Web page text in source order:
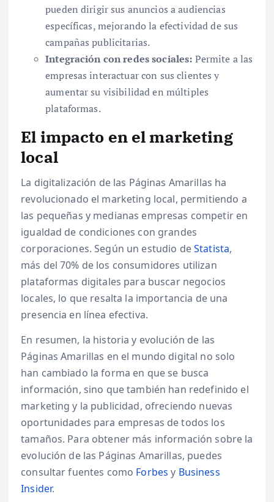
pueden dirigir sus anuncios a audiencias
específicas, mejorando la efectividad de sus
campañas publicitarias.
Integración con redes sociales: Permite a las
empresas interactuar con sus clientes y
aumentar su visibilidad en múltiples
plataformas.
El impacto en el marketing
local
La digitalización de las Páginas Amarillas ha
revolucionado el marketing local, permitiendo a
las pequeñas y medianas empresas competir en
igualdad de condiciones con grandes
corporaciones. Según un estudio deStatista,
más del 70% de los consumidores utilizan
plataformas digitales para buscar negocios
locales, lo que resalta la importancia de una
presencia en línea efectiva.
En resumen, la historia y evolución de las
Páginas Amarillas en el mundo digital no solo
han cambiado la forma en que se busca
información, sino que también han redefinido el
marketing y la publicidad, ofreciendo nuevas
oportunidades para empresas de todos los
tamaños. Para obtener más información sobre la
evolución de las Páginas Amarillas, puedes
consultar fuentes como Forbes y Business
Insider.